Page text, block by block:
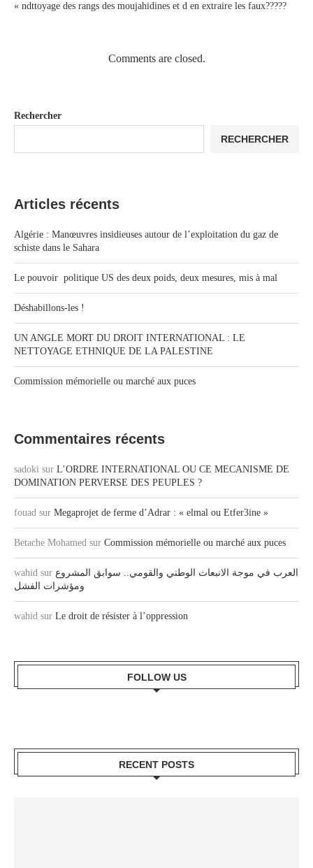
« ndttoyage des rangs des moujahidines et d en extraire les faux?????
Comments are closed.
Rechercher
RECHERCHER
Articles récents
Algérie : Manœuvres insidieuses autour de l’exploitation du gaz de
schiste dans le Sahara
Le pouvoir politique US des deux poids, deux mesures, mis à mal
Déshabillons-les !
UN ANGLE MORT DU DROIT INTERNATIONAL : LE
NETTOYAGE ETHNIQUE DE LA PALESTINE
Commission mémorielle ou marché aux puces
Commentaires récents
sadoki sur L’ORDRE INTERNATIONAL OU CE MECANISME DE
DOMINATION PERVERSE DES PEUPLES ?
fouad sur Megaprojet de ferme d’Adrar : « elmal ou Etfer3ine »
Betache Mohamed sur Commission mémorielle ou marché aux puces
wahid sur العرب في موجة الانبعاث الوطني والقومي.. سوابق المشروع
ومؤشرات الفشل
wahid sur Le droit de résister à l’oppression
FOLLOW US
RECENT POSTS